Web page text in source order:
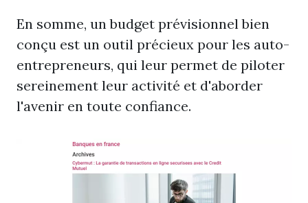
En somme, un budget prévisionnel bien
conçu est un outil précieux pour les auto-
entrepreneurs, qui leur permet de piloter
sereinement leur activité et d'aborder
l'avenir en toute confiance.